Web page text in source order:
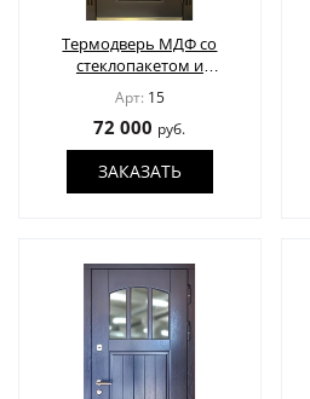
Термодверь МДФ со
стеклопакетом и
кованой решеткой
Арт: 15
72 000 руб.
ЗАКАЗАТЬ